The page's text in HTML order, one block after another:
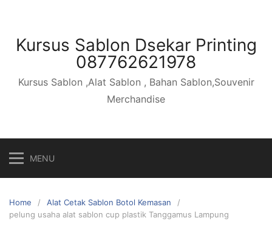
contentKursus Sablon Dsekar Printing
087762621978
Kursus Sablon ,Alat Sablon , Bahan Sablon,Souvenir
Merchandise
MENU
Home
Alat Cetak Sablon Botol Kemasan
pelung usaha alat sablon cup plastik Tanggamus Lampung